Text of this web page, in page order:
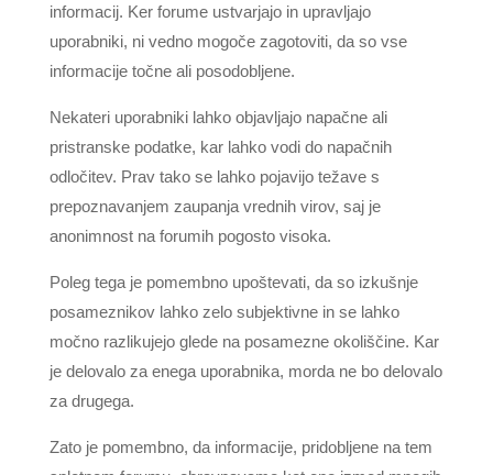
informacij. Ker forume ustvarjajo in upravljajo
uporabniki, ni vedno mogoče zagotoviti, da so vse
informacije točne ali posodobljene.
Nekateri uporabniki lahko objavljajo napačne ali
pristranske podatke, kar lahko vodi do napačnih
odločitev. Prav tako se lahko pojavijo težave s
prepoznavanjem zaupanja vrednih virov, saj je
anonimnost na forumih pogosto visoka.
Poleg tega je pomembno upoštevati, da so izkušnje
posameznikov lahko zelo subjektivne in se lahko
močno razlikujejo glede na posamezne okoliščine. Kar
je delovalo za enega uporabnika, morda ne bo delovalo
za drugega.
Zato je pomembno, da informacije, pridobljene na tem